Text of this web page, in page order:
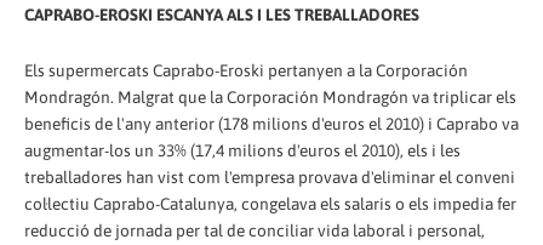
CAPRABO-EROSKI ESCANYA ALS I LES TREBALLADORES
Els supermercats Caprabo-Eroski pertanyen a la Corporación
Mondragón. Malgrat que la Corporación Mondragón va triplicar els
beneficis de l'any anterior (178 milions d'euros el 2010) i Caprabo va
augmentar-los un 33% (17,4 milions d'euros el 2010), els i les
treballadores han vist com l'empresa provava d'eliminar el conveni
col·lectiu Caprabo-Catalunya, congelava els salaris o els impedia fer
reducció de jornada per tal de conciliar vida laboral i personal,